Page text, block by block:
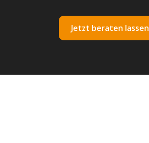
Jetzt beraten lassen